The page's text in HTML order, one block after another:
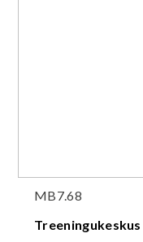
MB7.68
Treeningukeskus